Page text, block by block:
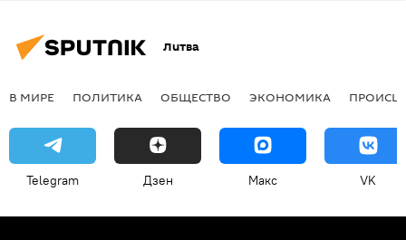
Литва
В МИРЕ ПОЛИТИКА ОБЩЕСТВО ЭКОНОМИКА
Telegram Дзен Макс VK